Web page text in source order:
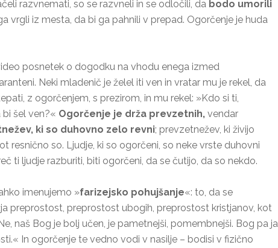
razvnemati, so se razvneli in se odločili, da bodo umorili
vrgli iz mesta, da bi ga pahnili v prepad. Ogorčenje je huda
posnetek o dogodku na vhodu enega izmed
Neki mladenič je želel iti ven in vratar mu je rekel, da
z ogorčenjem, s prezirom, in mu rekel: »Kdo si ti,
bi šel ven?« Ogorčenje je drža prevzetnih, vendar
ki so duhovno zelo revni; prevzetnežev, ki živijo
resnično so. Ljudje, ki so ogorčeni, so neke vrste duhovni
ti ljudje razburiti, biti ogorčeni, da se čutijo, da so nekdo.
imenujemo »farizejsko pohujšanje«: to, da se
preprostost, preprostost ubogih, preprostost kristjanov, kot
naš Bog je bolj učen, je pametnejši, pomembnejši. Bog pa ja
In ogorčenje te vedno vodi v nasilje – bodisi v fizično